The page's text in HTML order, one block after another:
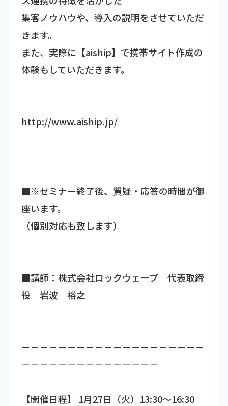
集客ノウハウや、導入の説明をさせていただ
きます。
また、実際に【aiship】で携帯サイト作成の
体験もしていただきます。
http://www.aiship.jp/
■※セミナー終了後、質疑・応答の時間が御
座います。
（個別対応も致します）
■講師：株式会社ロックウェーブ 代表取締
役 岩波 裕之
－－－－－－－－－－－－－－－－－－－－
－－－－－－－－－－－－－－－
【開催日程】 1月27日（火）13:30～16:30